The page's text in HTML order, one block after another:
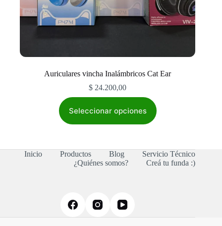
Auriculares vincha Inalámbricos Cat Ear
$ 24.200,00
Seleccionar opciones
producto
opciones
se
página
de
Inicio Productos Blog
Servicio Técnico
¿Quiénes somos?
Creá tu funda :)